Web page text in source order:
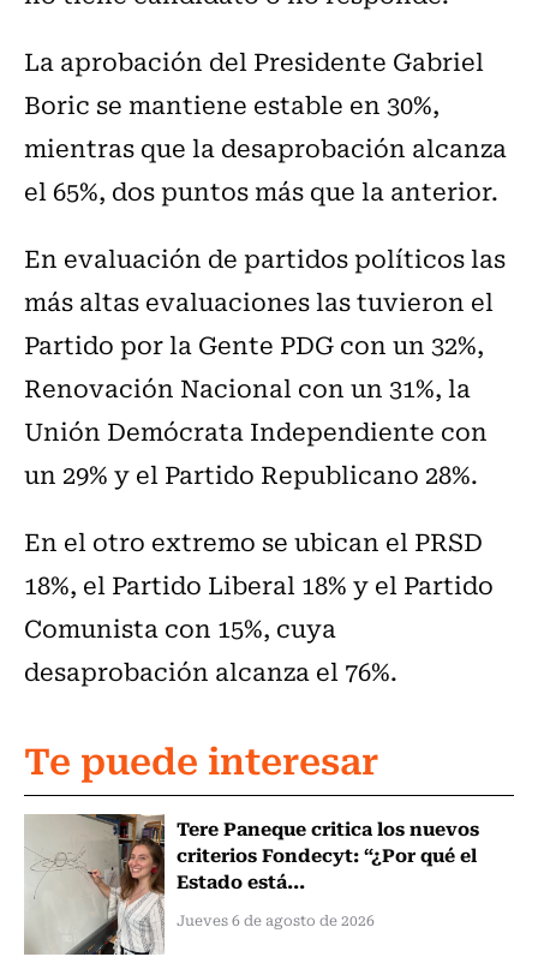
La aprobación del Presidente Gabriel
Boric se mantiene estable en 30%,
mientras que la desaprobación alcanza
el 65%, dos puntos más que la anterior.
En evaluación de partidos políticos las
más altas evaluaciones las tuvieron el
Partido por la Gente PDG con un 32%,
Renovación Nacional con un 31%, la
Unión Demócrata Independiente con
un 29% y el Partido Republicano 28%.
En el otro extremo se ubican el PRSD
18%, el Partido Liberal 18% y el Partido
Comunista con 15%, cuya
desaprobación alcanza el 76%.
Te puede interesar
Tere Paneque critica los nuevos
criterios Fondecyt: “¿Por qué el
Estado está...
Jueves 6 de agosto de 2026